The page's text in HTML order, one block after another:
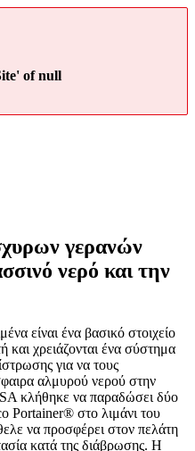
of null
γερανών
νερό και την
είναι ένα βασικό στοιχείο
και χρειάζονται ένα σύστημα
για να τους
αλμυρού νερού στην
κλήθηκε να παραδώσει δύο
Portainer® στο λιμάνι του
να προσφέρει στον πελάτη
κατά της διάβρωσης. Η